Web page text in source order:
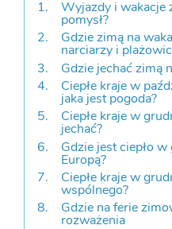
Wyjazdy i wakacje
pomysł?
Gdzie zimą na
narciarzy i
Gdzie jechać zimą
Ciepłe kraje w
jaka jest pogoda?
Ciepłe kraje w
jechać?
Gdzie jest ciepło
Europą?
Ciepłe kraje w
wspólnego?
Gdzie na ferie
rozważenia